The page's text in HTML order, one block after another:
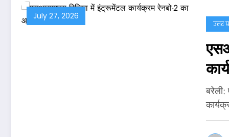
July 27, 2026
उत्तर
बरेली: